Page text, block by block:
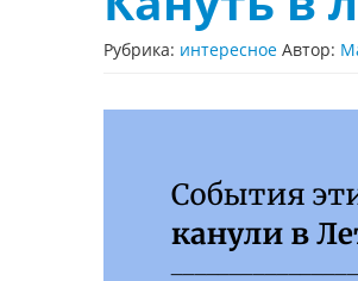
Рубрика: интересное Автор: